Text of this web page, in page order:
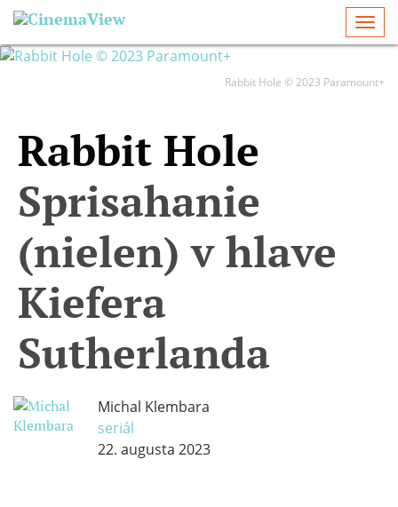
Rabbit Hole © 2023 Paramount+
Rabbit Hole
Sprisahanie
(nielen) v hlave
Kiefera
Sutherlanda
Michal Klembara
seriál
22. augusta 2023